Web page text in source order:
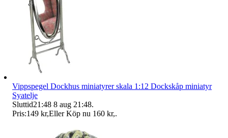
Vippspegel Dockhus miniatyrer skala 1:12 Dockskåp miniatyr
Syatelje
Sluttid21:48 8 aug 21:48.
Pris:149 kr,Eller Köp nu 160 kr,.